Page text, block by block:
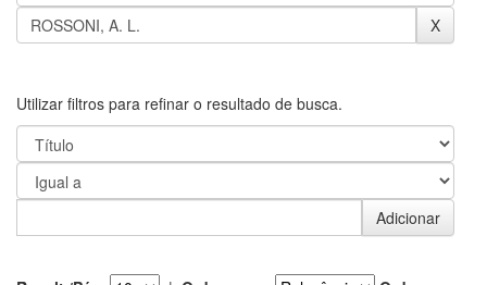
Utilizar filtros para refinar o resultado de busca.